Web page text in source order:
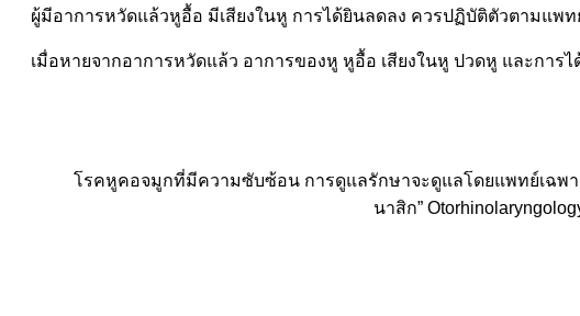
ผู้มีอาการหวัดแล้วหูอื้อ มีเสียงในหู การได้ยินลดลง ควรปฏิบัติตัวตามแพ
เมื่อหายจากอาการหวัดแล้ว อาการของหู หูอื้อ เสียงในหู ปวดหู และกา
โรคหูคอจมูกที่มีความซับซ้อน การดูแลรักษาจะดูแลโดยแพทย์เฉพา
นาสิก”